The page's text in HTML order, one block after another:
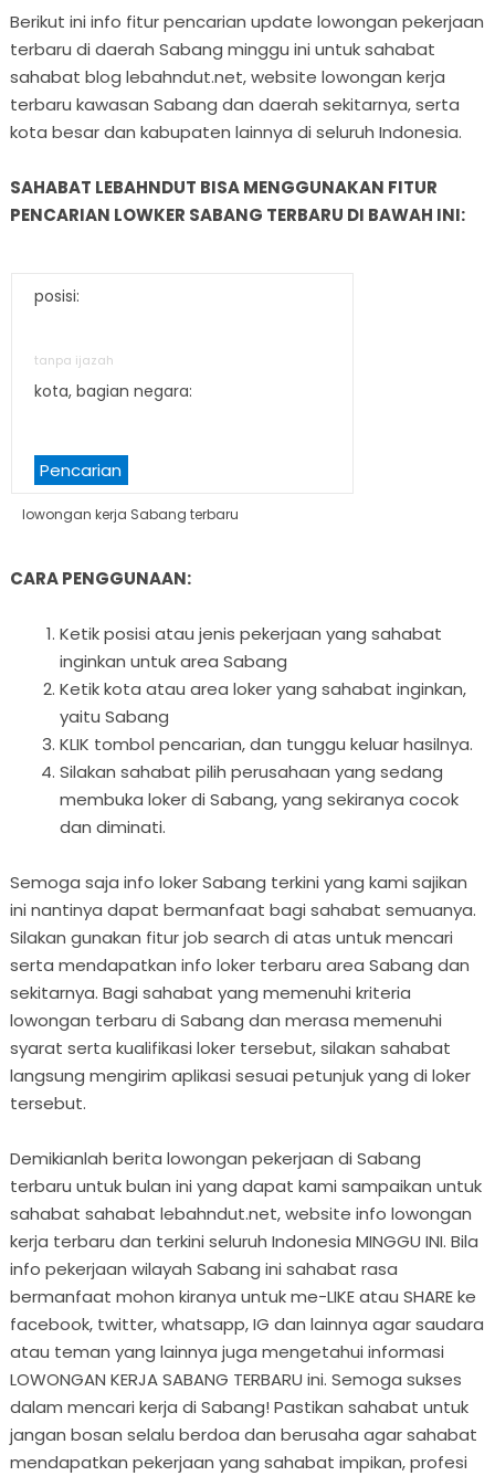
Berikut ini info fitur pencarian update lowongan pekerjaan
terbaru di daerah Sabang minggu ini untuk sahabat
sahabat blog lebahndut.net, website lowongan kerja
terbaru kawasan Sabang dan daerah sekitarnya, serta
kota besar dan kabupaten lainnya di seluruh Indonesia.
SAHABAT LEBAHNDUT BISA MENGGUNAKAN FITUR
PENCARIAN LOWKER SABANG TERBARU DI BAWAH INI:
posisi:
tanpa ijazah
kota, bagian negara:
Pencarian
lowongan kerja Sabang terbaru
CARA PENGGUNAAN:
Ketik posisi atau jenis pekerjaan yang sahabat
inginkan untuk area Sabang
Ketik kota atau area loker yang sahabat inginkan,
yaitu Sabang
KLIK tombol pencarian, dan tunggu keluar hasilnya.
Silakan sahabat pilih perusahaan yang sedang
membuka loker di Sabang, yang sekiranya cocok
dan diminati.
Semoga saja info loker Sabang terkini yang kami sajikan
ini nantinya dapat bermanfaat bagi sahabat semuanya.
Silakan gunakan fitur job search di atas untuk mencari
serta mendapatkan info loker terbaru area Sabang dan
sekitarnya. Bagi sahabat yang memenuhi kriteria
lowongan terbaru di Sabang dan merasa memenuhi
syarat serta kualifikasi loker tersebut, silakan sahabat
langsung mengirim aplikasi sesuai petunjuk yang di loker
tersebut.
Demikianlah berita lowongan pekerjaan di Sabang
terbaru untuk bulan ini yang dapat kami sampaikan untuk
sahabat sahabat lebahndut.net, website info lowongan
kerja terbaru dan terkini seluruh Indonesia MINGGU INI. Bila
info pekerjaan wilayah Sabang ini sahabat rasa
bermanfaat mohon kiranya untuk me-LIKE atau SHARE ke
facebook, twitter, whatsapp, IG dan lainnya agar saudara
atau teman yang lainnya juga mengetahui informasi
LOWONGAN KERJA SABANG TERBARU ini. Semoga sukses
dalam mencari kerja di Sabang! Pastikan sahabat untuk
jangan bosan selalu berdoa dan berusaha agar sahabat
mendapatkan pekerjaan yang sahabat impikan, profesi